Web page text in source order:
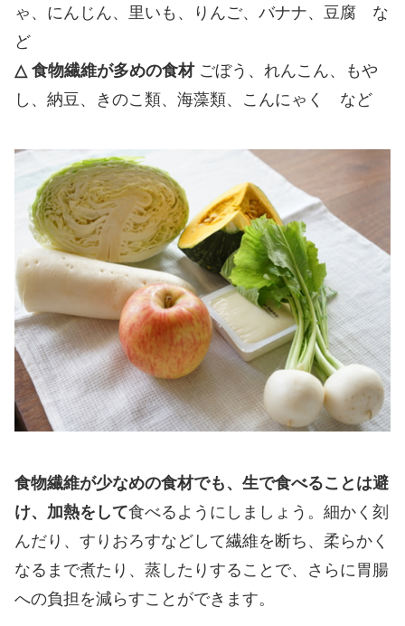
ゃ、にんじん、里いも、りんご、バナナ、豆腐 な
ど
△ 食物繊維が多めの食材ごぼう、れんこん、もや
し、納豆、きのこ類、海藻類、こんにゃく など
食物繊維が少なめの食材でも、生で食べることは避
け、加熱をして食べるようにしましょう。細かく刻
んだり、すりおろすなどして繊維を断ち、柔らかく
なるまで煮たり、蒸したりすることで、さらに胃腸
への負担を減らすことができます。